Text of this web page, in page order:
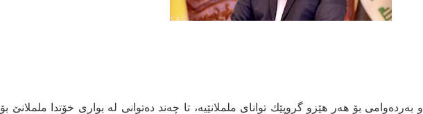
بۆ هەر هێزو گروپێك توانای ململانێیە، تا چەند دەتوانی لە بواری خۆتدا ململانێ بۆ